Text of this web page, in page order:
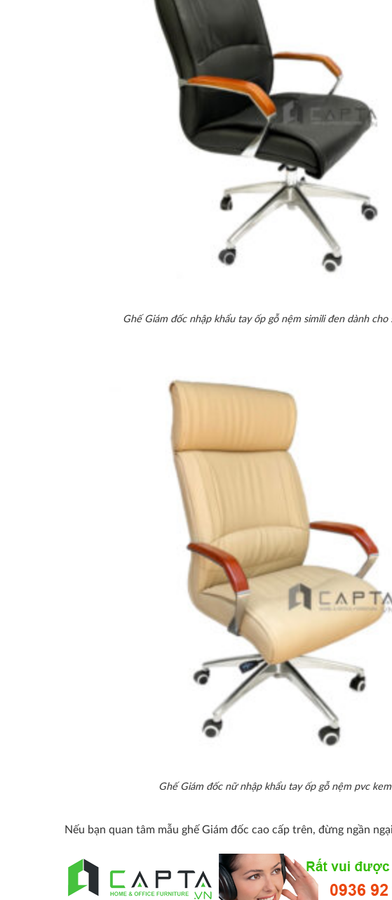
Ghế Giám đốc nhập khẩu tay ốp gỗ nệm simili đen dành cho
Ghế Giám đốc nữ nhập khẩu tay ốp gỗ nệm pvc kem
Nếu bạn quan tâm mẫu ghế Giám đốc cao cấp trên, đừng ngần